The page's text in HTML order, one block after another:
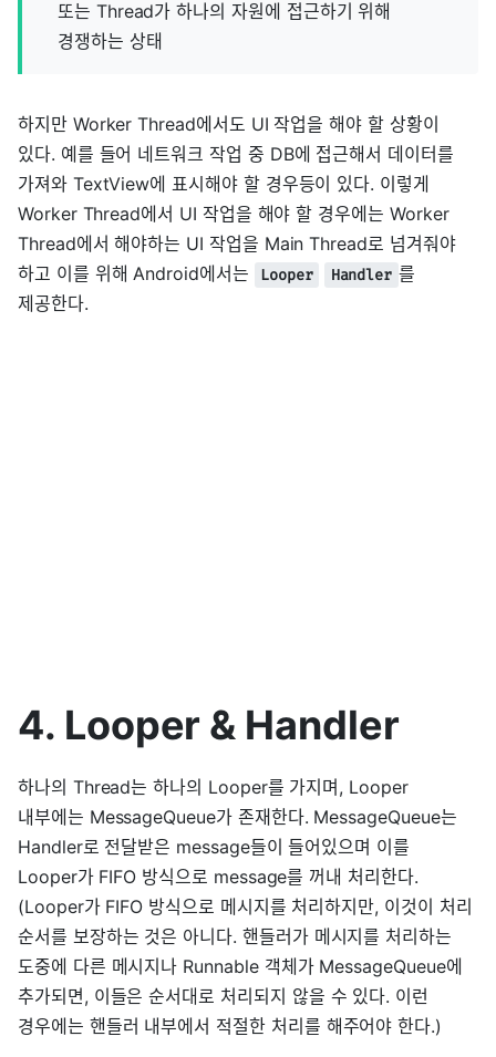
또는 Thread가 하나의 자원에 접근하기 위해
경쟁하는 상태
하지만 Worker Thread에서도 UI 작업을 해야 할 상황이
있다. 예를 들어 네트워크 작업 중 DB에 접근해서 데이터를
가져와 TextView에 표시해야 할 경우등이 있다. 이렇게
Worker Thread에서 UI 작업을 해야 할 경우에는 Worker
Thread에서 해야하는 UI 작업을 Main Thread로 넘겨줘야
하고 이를 위해 Android에서는
Looper Handler 를
제공한다.
4. Looper & Handler
하나의 Thread는 하나의 Looper를 가지며, Looper
내부에는 MessageQueue가 존재한다. MessageQueue는
Handler로 전달받은 message들이 들어있으며 이를
Looper가 FIFO 방식으로 message를 꺼내 처리한다.
(Looper가 FIFO 방식으로 메시지를 처리하지만, 이것이 처리
순서를 보장하는 것은 아니다. 핸들러가 메시지를 처리하는
도중에 다른 메시지나 Runnable 객체가 MessageQueue에
추가되면, 이들은 순서대로 처리되지 않을 수 있다. 이런
경우에는 핸들러 내부에서 적절한 처리를 해주어야 한다.)